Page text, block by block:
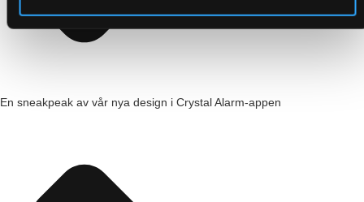
En sneakpeak av vår nya design i Crystal Alarm-appen